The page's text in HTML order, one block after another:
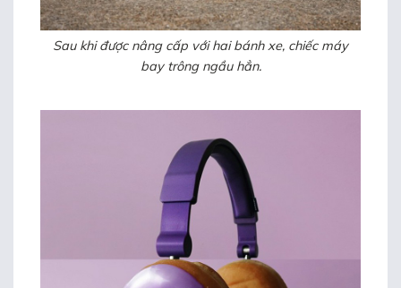
Sau khi được nâng cấp với hai bánh xe, chiếc máy
bay trông ngầu hẳn.